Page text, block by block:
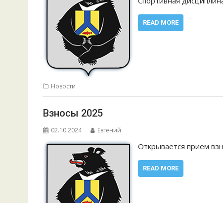
READ MORE
Новости
Взносы 2025
02.10.2024 Евгений
Открывается прием
READ MORE